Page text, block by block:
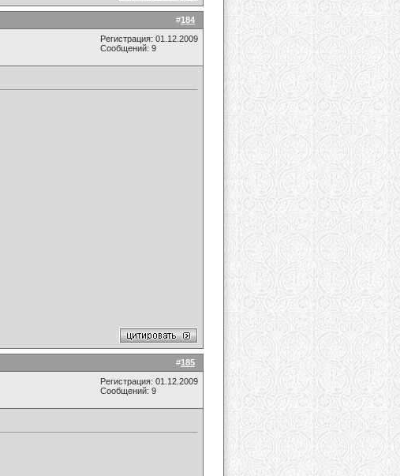
#184
Регистрация: 01.12.2009
Сообщений: 9
#185
Регистрация: 01.12.2009
Сообщений: 9